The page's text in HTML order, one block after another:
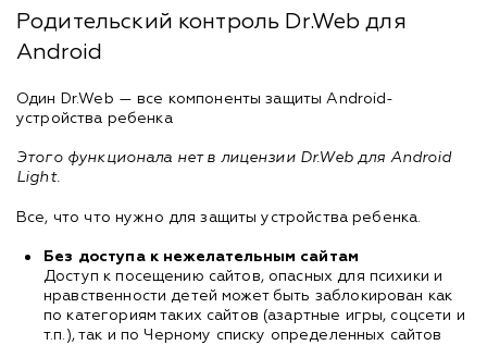
Родительский контроль Dr.Web для
Android
Один Dr.Web — все компоненты защиты Android-
устройства ребенка
Этого функционала нет в лицензии Dr.Web для Android
Light.
Все, что что нужно для защиты устройства ребенка.
Без доступа к нежелательным сайтам
Доступ к посещению сайтов, опасных для психики и
нравственности детей может быть заблокирован как
по категориям таких сайтов (азартные игры, соцсети и
т.п.), так и по Черному списку определенных сайтов